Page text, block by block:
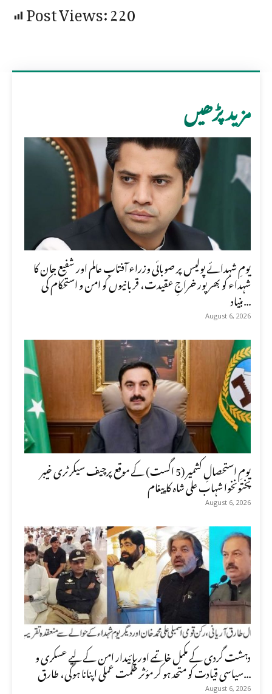
Post Views:220
مزید پڑھیں
یومِ شہدائے پولیس پر صوبائی وزراء آفتاب عالم اور شفیع جان کا
شہداء کو بھرپور خراجِ عقیدت، قربانیوں کو امن و استحکام کی
بنیاد...
August 6, 2026
یومِ استحصالِ کشمیر (5 اگست) کے موقع پرچیف سیکرٹری خیبر
پختونخوا شہاب علی شاہ کا پیغام
August 6, 2026
دہشت گردی کے مکمل خاتمے اور پائیدار امن کے لیے عسکری و
سیاسی قیادت کو متحد ہو کر مؤثر حکمت عملی اپنانا ہوگی، طارق...
August 6, 2026